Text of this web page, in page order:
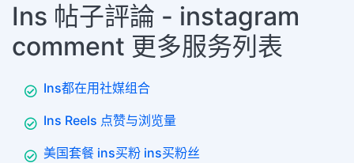
Ins 帖子評論 - instagram
comment 更多服务列表
Ins都在用社媒组合
Ins Reels 点赞与浏览量
美国套餐 ins买粉 ins买粉丝